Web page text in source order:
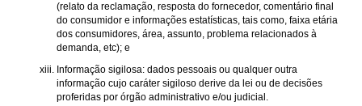
(relato da reclamação, resposta do fornecedor, comentário final
do consumidor e informações estatísticas, tais como, faixa etária
dos consumidores, área, assunto, problema relacionados à
demanda, etc); e
Informação sigilosa: dados pessoais ou qualquer outra
informação cujo caráter sigiloso derive da lei ou de decisões
proferidas por órgão administrativo e/ou judicial.